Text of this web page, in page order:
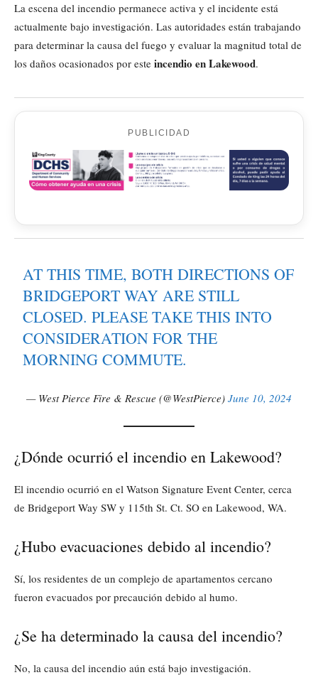
La escena del incendio permanece activa y el incidente está
actualmente bajo investigación. Las autoridades están trabajando
para determinar la causa del fuego y evaluar la magnitud total de
los daños ocasionados por este incendio en Lakewood.
PUBLICIDAD
AT THIS TIME, BOTH DIRECTIONS OF
BRIDGEPORT WAY ARE STILL
CLOSED. PLEASE TAKE THIS INTO
CONSIDERATION FOR THE
MORNING COMMUTE.
— West Pierce Fire & Rescue (@WestPierce) June 10, 2024
¿Dónde ocurrió el incendio en Lakewood?
El incendio ocurrió en el Watson Signature Event Center, cerca
de Bridgeport Way SW y 115th St. Ct. SO en Lakewood, WA.
¿Hubo evacuaciones debido al incendio?
Sí, los residentes de un complejo de apartamentos cercano
fueron evacuados por precaución debido al humo.
¿Se ha determinado la causa del incendio?
No, la causa del incendio aún está bajo investigación.